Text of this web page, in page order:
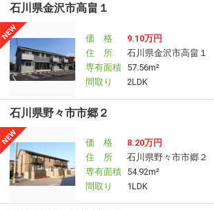
石川県金沢市高畠１
価 格
9.10万円
住 所
石川県金沢市高畠１
専有面積 57.56m²
間取り
2LDK
石川県野々市市郷２
価 格
8.20万円
住 所
石川県野々市市郷２
専有面積 54.92m²
間取り
1LDK